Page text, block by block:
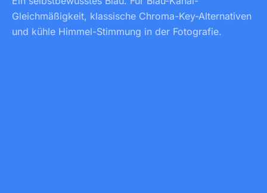
Gleichmäßigkeit, klassische Chroma-Key-Alternativen
und kühle Himmel-Stimmung in der Fotografie.